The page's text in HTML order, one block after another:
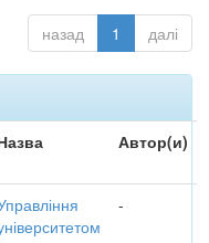
назад 1 далі
Автор(и)
-